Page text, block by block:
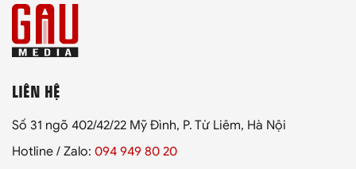
LIÊN HỆ
Số 31 ngõ 402/42/22 Mỹ Đình, P. Từ Liêm, Hà Nội
Hotline / Zalo: 094 949 80 20